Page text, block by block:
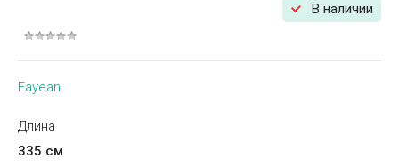
В наличии
Fayean
Длина
335 см